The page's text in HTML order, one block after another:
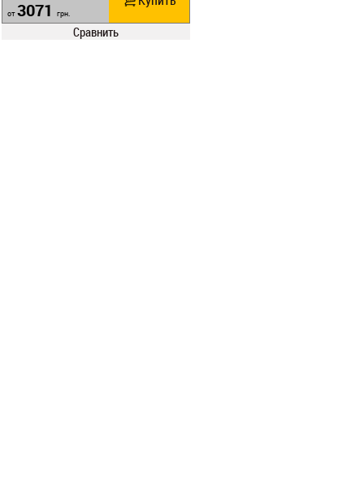
от3071 грн.
Сравнить